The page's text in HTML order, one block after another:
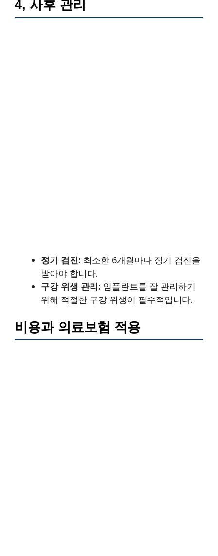
4, 사후 관리
정기 검진: 최소한 6개월마다 정기 검진을
받아야 합니다.
구강 위생 관리: 임플란트를 잘 관리하기
위해 적절한 구강 위생이 필수적입니다.
비용과 의료보험 적용